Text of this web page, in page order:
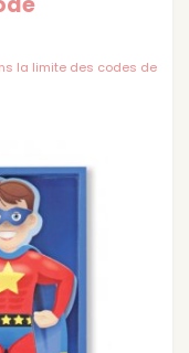
la limite des codes de